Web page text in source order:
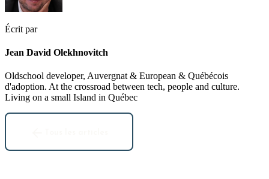
Écrit par
Jean David Olekhnovitch
Oldschool developer, Auvergnat & European & Québécois
d'adoption. At the crossroad between tech, people and culture.
Living on a small Island in Québec